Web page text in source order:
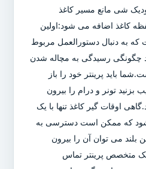
شی مانع مسیر کاغذ
کاغذ اضافه می شود:اولین
که به دنبال دستورالعمل مربوط
چگونگی رسیدگی به مچاله شدن
باید پرینتر خود را باز
بزنید تونر و درام را بیرون
اوقات گیر کاغذ تنها با یک
که ممکن است دسترسی به
می توان آن را بیرون
یک متخصص پرینتر تماس